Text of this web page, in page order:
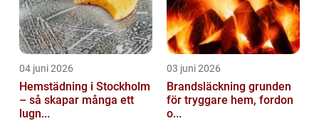
04 juni 2026
Hemstädning i Stockholm
– så skapar många ett
lugn...
03 juni 2026
Brandsläckning grunden
för tryggare hem, fordon
o...